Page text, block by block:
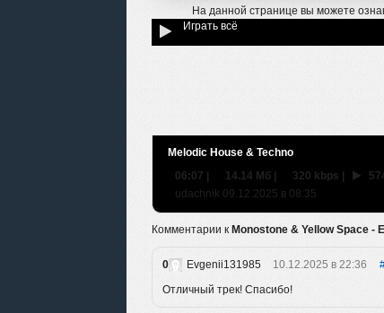
На данной странице вы можете
Играть всё
Melodic House & Techno
06:07 | 14.14 Мб | 320 kbps |
udachnik 09.12.2025 в 08:35
Комментарии к Monostone & Yellow Space -
0 Evgenii131985 10.12.2025 в 22:36
Отличный трек! Спасибо!